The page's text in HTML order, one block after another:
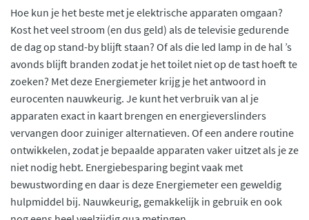
Hoe kun je het beste met je elektrische apparaten omgaan?
Kost het veel stroom (en dus geld) als de televisie gedurende
de dag op stand-by blijft staan? Of als die led lamp in de hal ’s
avonds blijft branden zodat je het toilet niet op de tast hoeft te
zoeken? Met deze Energiemeter krijg je het antwoord in
eurocenten nauwkeurig. Je kunt het verbruik van al je
apparaten exact in kaart brengen en energieverslinders
vervangen door zuiniger alternatieven. Of een andere routine
ontwikkelen, zodat je bepaalde apparaten vaker uitzet als je ze
niet nodig hebt. Energiebesparing begint vaak met
bewustwording en daar is deze Energiemeter een geweldig
hulpmiddel bij. Nauwkeurig, gemakkelijk in gebruik en ook